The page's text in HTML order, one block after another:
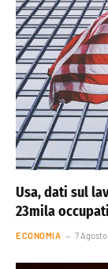
Usa, dati sul
23mila
ECONOMIA 7